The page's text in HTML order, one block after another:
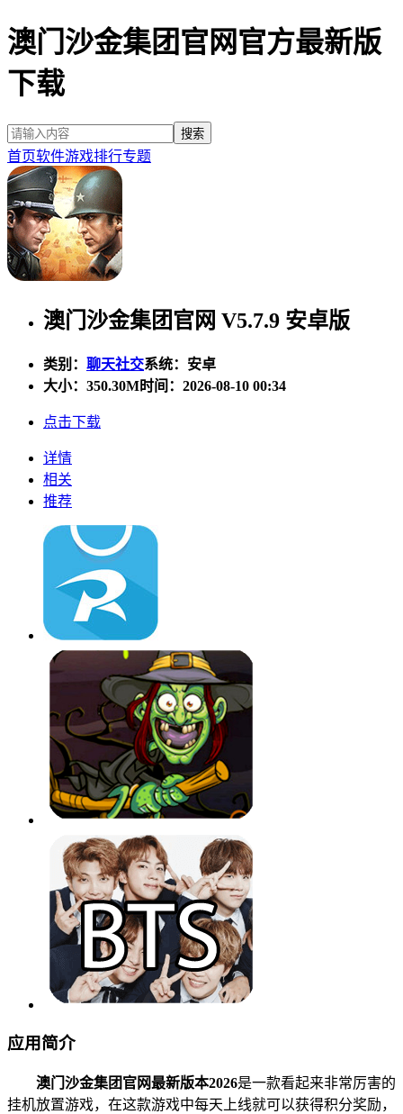
澳门沙金集团官网官方最新版
下载
首页软件游戏排行专题
澳门沙金集团官网 V5.7.9 安卓版
类别： 聊天社交系统：安卓
大小： 350.30M时间：2026-08-10 00:34
点击下载
详情
相关
推荐
应用简介
澳门沙金集团官网最新版本2026是一款看起来非常厉害的
挂机放置游戏，在这款游戏中每天上线就可以获得积分奖励，